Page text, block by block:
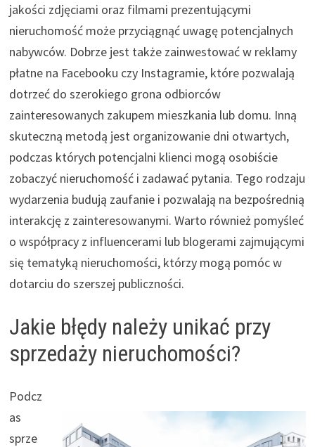
jakości zdjęciami oraz filmami prezentującymi
nieruchomość może przyciągnąć uwagę potencjalnych
nabywców. Dobrze jest także zainwestować w reklamy
płatne na Facebooku czy Instagramie, które pozwalają
dotrzeć do szerokiego grona odbiorców
zainteresowanych zakupem mieszkania lub domu. Inną
skuteczną metodą jest organizowanie dni otwartych,
podczas których potencjalni klienci mogą osobiście
zobaczyć nieruchomość i zadawać pytania. Tego rodzaju
wydarzenia budują zaufanie i pozwalają na bezpośrednią
interakcję z zainteresowanymi. Warto również pomyśleć
o współpracy z influencerami lub blogerami zajmującymi
się tematyką nieruchomości, którzy mogą pomóc w
dotarciu do szerszej publiczności.
Jakie błędy należy unikać przy
sprzedaży nieruchomości?
Podcz
as
sprze